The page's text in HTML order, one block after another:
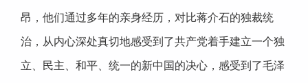
昂，他们通过多年的亲身经历，对比蒋介石的独裁统
治，从内心深处真切地感受到了共产党着手建立一个独
立、民主、和平、统一的新中国的决心，感受到了毛泽